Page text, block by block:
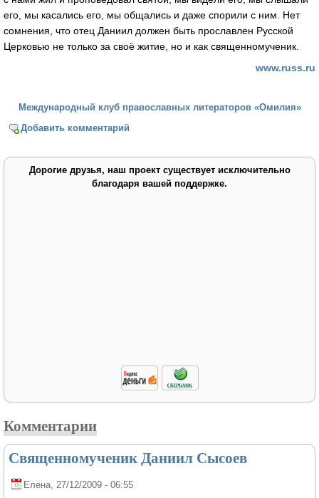
его, мы касались его, мы общались и даже спорили с ним. Нет
сомнения, что отец Даниил должен быть прославлен Русской
Церковью не только за своё житие, но и как священномученик.
www.russ.ru
Международный клуб православных литераторов «Омилия»
Добавить комментарий
Дорогие друзья, наш проект существует исключительно
благодаря вашей поддержке.
Комментарии
Священномученик Даниил Сысоев
Елена , 27/12/2009 - 06:55